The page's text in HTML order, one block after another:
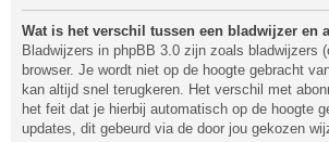
Wat is het verschil tussen een bladwijzer en
Bladwijzers in phpBB 3.0 zijn zoals bladwijzers
browser. Je wordt niet op de hoogte gebracht
kan altijd snel terugkeren. Het verschil met
het feit dat je hierbij automatisch op de hoogte
updates, dit gebeurd via de door jou gekozen